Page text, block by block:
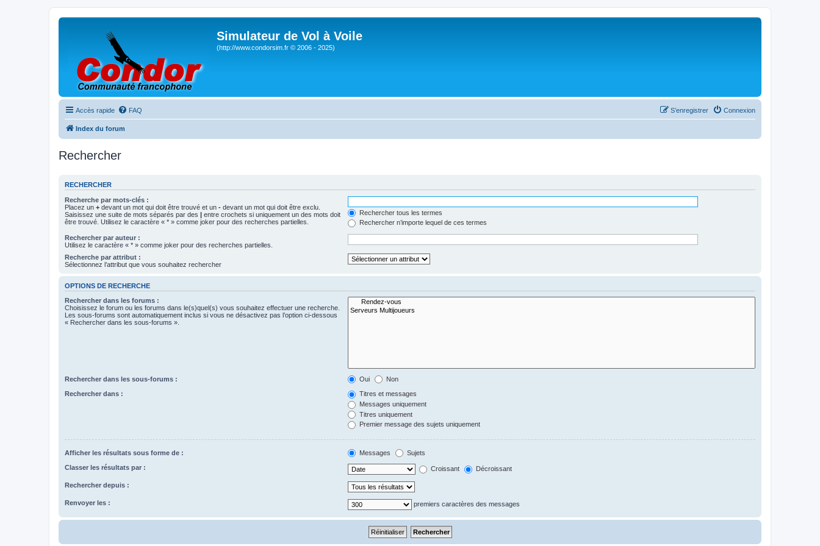
Simulateur de Vol à Voile
(http://www.condorsim.fr © 2006 - 2025)
Accès rapide FAQ Connexion
S’enregistrer
Index du forum
Rechercher
RECHERCHER
Recherche par mots-clés :
Placez un + devant un mot qui doit être trouvé et un - devant un mot qui doit être exclu.
Saisissez une suite de mots séparés par des | entre crochets si uniquement un des mots doit
être trouvé. Utilisez le caractère « * » comme joker pour des recherches partielles.
Rechercher tous les termes
Rechercher n’importe lequel de ces termes
Rechercher par auteur :
Utilisez le caractère « * » comme joker pour des recherches partielles.
Recherche par attribut :
Sélectionnez l’attribut que vous souhaitez rechercher
OPTIONS DE RECHERCHE
Rechercher dans les forums :
Choisissez le forum ou les forums dans le(s)quel(s) vous souhaitez effectuer une recherche.
Les sous-forums sont automatiquement inclus si vous ne désactivez pas l’option ci-dessous
« Rechercher dans les sous-forums ».
Rechercher dans les sous-forums : Oui Non
Rechercher dans :
Titres et messages
Messages uniquement
Titres uniquement
Premier message des sujets uniquement
Afficher les résultats sous forme de : Messages Sujets
Classer les résultats par : Croissant Décroissant
Rechercher depuis :
Renvoyer les : premiers caractères des messages